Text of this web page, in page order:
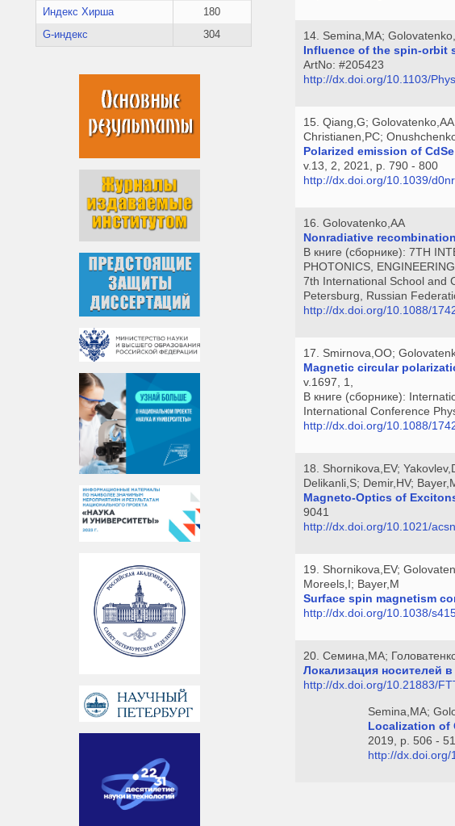
Индекс Хирша
180
G-индекс
304
14. Semina,MA;
Influence of the spin-orbit
ArtNo: #205423
http://dx.doi.org/10.1103/
15. Qiang,G;
Christianen,PC;
Polarized emission of
v.13, 2, 2021, p. 790 - 800
http://dx.doi.org/10.1039/
16. Golovatenko,AA
Nonradiative
В книге (сборнике): 7TH
PHOTONICS,
7th International School and
Petersburg, Russian
http://dx.doi.org/10.1088/
17. Smirnova,OO;
Magnetic circular
v.1697, 1,
В книге (сборнике):
International Conference
http://dx.doi.org/10.1088/
18. Shornikova,EV;
Delikanli,S; Demir,HV;
Magneto-Optics of
9041
http://dx.doi.org/10.1021/
19. Shornikova,EV;
Moreels,I; Bayer,M
Surface spin magnetism
http://dx.doi.org/10.1038/
20. Семина,МА;
Локализация носителей
http://dx.doi.org/10.21883/
Semina,MA;
Localization of
2019, p. 506 -
http://dx.doi.org/